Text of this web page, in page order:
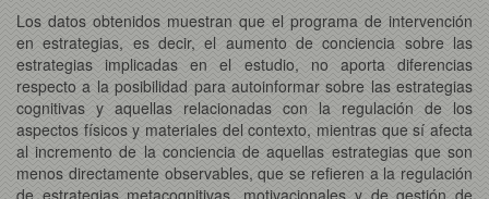
Los datos obtenidos muestran que el programa de intervención
en estrategias, es decir, el aumento de conciencia sobre las
estrategias implicadas en el estudio, no aporta diferencias
respecto a la posibilidad para autoinformar sobre las estrategias
cognitivas y aquellas relacionadas con la regulación de los
aspectos físicos y materiales del contexto, mientras que sí afecta
al incremento de la conciencia de aquellas estrategias que son
menos directamente observables, que se refieren a la regulación
de estrategias metacognitivas, motivacionales y de gestión de